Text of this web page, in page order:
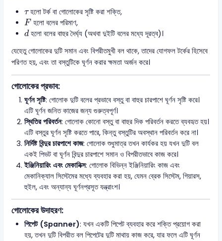
τ
τহলো টর্ক বা গোলোকের সৃষ্টি করা শক্তি,
F
F হলো বলের পরিমাণ,
d
dহলো বলের বাহুর দৈর্ঘ্য (অথবা দুইটি বলের মধ্যে দূরত্ব)।
যেহেতু গোলোকের দুটি সমান এবং বিপরীতমুখী বল থাকে, তাদের যোগফল টর্কের হিসেবে
পরিণত হয়, এবং তা বস্তুটিকে ঘূর্ণন করার ক্ষমতা অর্জন করে।
গোলোকের প্রভাব:
ঘূর্ণন সৃষ্টি: গোলোক দুটি বলের প্রভাবে বস্তু বা বাহুর চারপাশে ঘূর্ণন সৃষ্টি করে।
এটি ঘূর্ণন জনিত কাজের জন্য গুরুত্বপূর্ণ।
স্থিতির পরিবর্তন: গোলোক কোনো বস্তু বা বাহুর দিক পরিবর্তন করতে ব্যবহৃত হয়।
এটি বস্তুর ঘূর্ণন সৃষ্টি করতে পারে, কিন্তু বস্তুটির অবস্থান পরিবর্তন করে না।
নির্দিষ্ট বিন্দুর চারপাশে কাজ: গোলোক শুধুমাত্র তখন কার্যকর হয় যখন দুটি বল
একই পিভট বা ঘূর্ণন বিন্দুর চারপাশে সমান ও বিপরীতভাবে কাজ করে।
ইঞ্জিনিয়ারিং এবং মেকানিক্স: গোলোক বিভিন্ন ইঞ্জিনিয়ারিং কাজ এবং
মেকানিক্যাল সিস্টেমের মধ্যে ব্যবহার করা হয়, যেমন ব্রেক সিস্টেম, গিয়ারস,
হুইল, এবং অন্যান্য ঘূর্ণনপ্রসূত যন্ত্রাংশ।
গোলোকের উদাহরণ:
পিপেট (Spanner): যখন একটি পিপেট ব্যবহার করে শক্তি প্রয়োগ করা
হয়, তখন দুটি বিপরীত বল পিপেটের দুটি মাথায় কাজ করে, যার ফলে এটি ঘূর্ণন